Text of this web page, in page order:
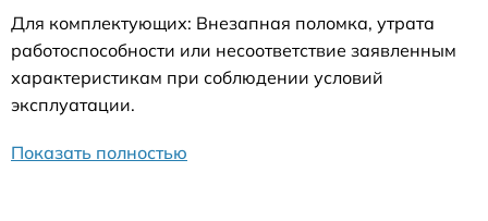
Для комплектующих: Внезапная поломка, утрата
работоспособности или несоответствие заявленным
характеристикам при соблюдении условий
эксплуатации.
Показать полностью